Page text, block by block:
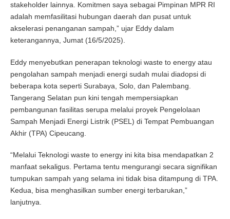
stakeholder lainnya. Komitmen saya sebagai Pimpinan MPR RI
adalah memfasilitasi hubungan daerah dan pusat untuk
akselerasi penanganan sampah,” ujar Eddy dalam
keterangannya, Jumat (16/5/2025).
Eddy menyebutkan penerapan teknologi waste to energy atau
pengolahan sampah menjadi energi sudah mulai diadopsi di
beberapa kota seperti Surabaya, Solo, dan Palembang.
Tangerang Selatan pun kini tengah mempersiapkan
pembangunan fasilitas serupa melalui proyek Pengelolaan
Sampah Menjadi Energi Listrik (PSEL) di Tempat Pembuangan
Akhir (TPA) Cipeucang.
“Melalui Teknologi waste to energy ini kita bisa mendapatkan 2
manfaat sekaligus. Pertama tentu mengurangi secara signifikan
tumpukan sampah yang selama ini tidak bisa ditampung di TPA.
Kedua, bisa menghasilkan sumber energi terbarukan,”
lanjutnya.